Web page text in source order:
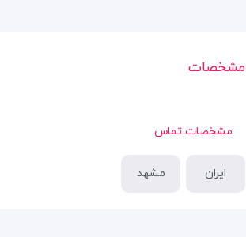
مشخصات
مشخصات تماس
ایران مشهد